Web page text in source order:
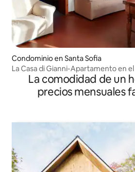
Condominio en Santa Sofia
La Casa di Gianni-Apartamento en
La comodidad de un
precios mensuales